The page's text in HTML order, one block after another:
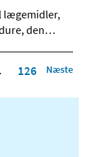
lægemidler,
den…
126 Næste